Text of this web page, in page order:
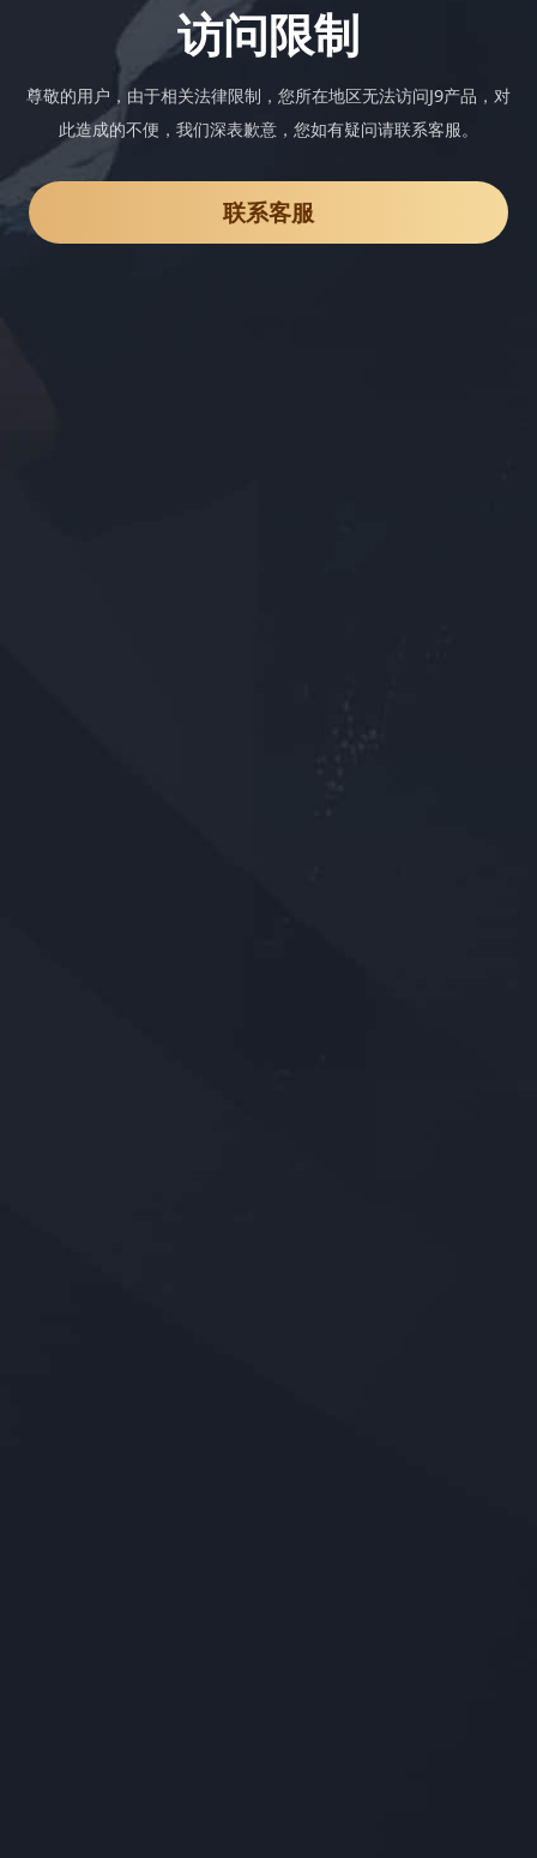
访问限制
尊敬的用户，由于相关法律限制，您所在地区无法访问J9产品，对
此造成的不便，我们深表歉意，您如有疑问请联系客服。
联系客服